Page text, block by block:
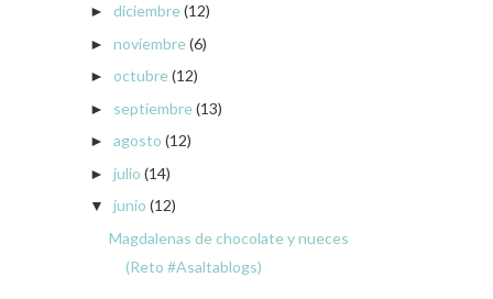
► diciembre(12)
► noviembre(6)
► octubre(12)
► septiembre(13)
► agosto (12)
► julio (14)
▼ junio (12)
Magdalenas de chocolate y nueces
(Reto #Asaltablogs)